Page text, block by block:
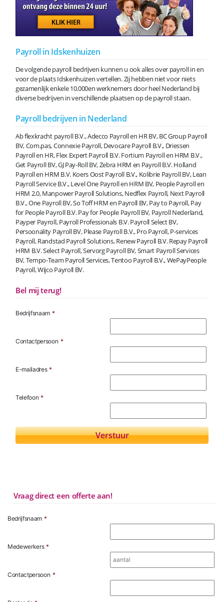
Payroll in Idskenhuizen
De volgende payroll bedrijven kunnen u ook alles over payroll in en
voor de plaats Idskenhuizen vertellen. Zij hebben niet voor niets
gezamenlijk enkele 10.000en werknemers door heel Nederland bij
diverse bedrijven in verschillende plaatsen op de payroll staan.
Payroll bedrijven in Nederland
Ab flexkracht payroll B.V., Adecco Payroll en HR BV, BC Group Payroll
BV, Com.pas, Connexie Payroll, Devocare Payroll B.V., Driessen
Payroll en HR, Flex Expert Payroll B.V. Fortium Payroll en HRM B.V.,
Get Payroll BV, GJ Pay-Roll BV, Zebra HRM en Payroll B.V. Holland
Payroll en HRM B.V. Koers Oost Payroll B.V., Kolibrie Payroll BV, Lean
Payroll Service B.V., Level One Payroll en HRM BV, People Payroll en
HRM 2.0, Manpower Payroll Solutions, Nedflex Payroll, Next Payroll
B.V., One Payroll BV, So Toff HRM en Payroll BV, Pay to Payroll, Pay
for People Payroll B.V. Pay for People Payroll BV, Payroll Nederland,
Payper Payroll, Payroll Professionals B.V. Payroll Select BV,
Persoonality Payroll BV, Please Payroll B.V., Pro Payroll, P-services
Payroll, Randstad Payroll Solutions, Renew Payroll B.V. Repay Payroll
HRM B.V. Select Payroll, Servorg Payroll BV, Smart Payroll Services
BV, Tempo-Team Payroll Services, Tentoo Payroll B.V., WePayPeople
Payroll, Wijco Payroll BV.
Bel mij terug!
Bedrijfsnaam *
Contactpersoon *
E-mailadres *
Telefoon *
Vraag direct een offerte aan!
Bedrijfsnaam *
Medewerkers *
Contactpersoon *